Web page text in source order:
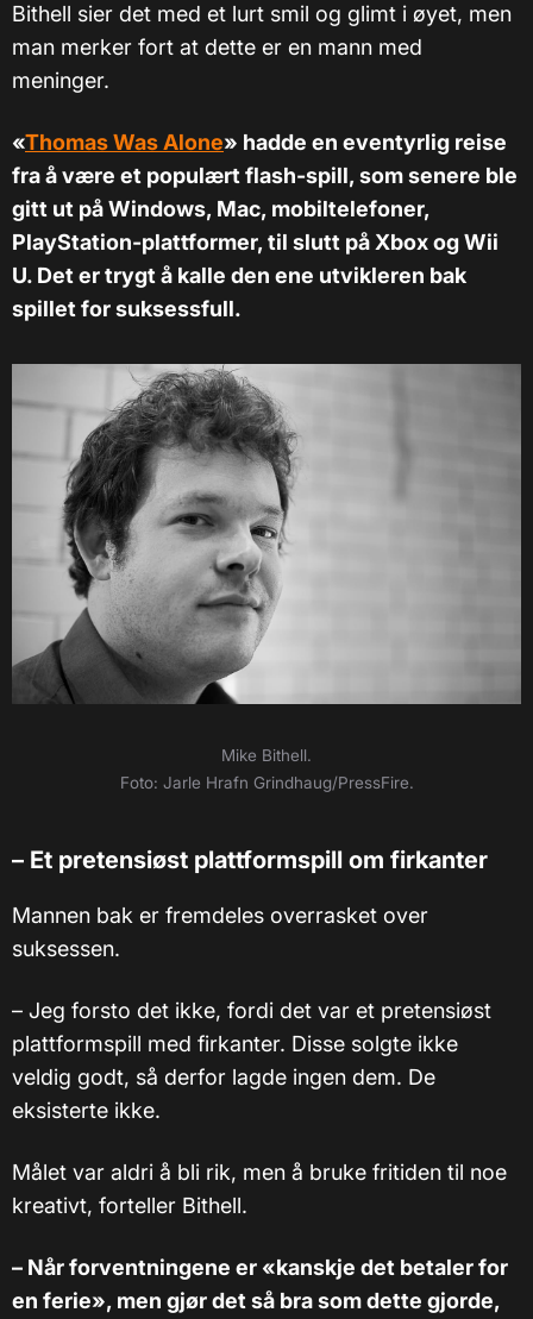
Bithell sier det med et lurt smil og glimt i øyet, men
man merker fort at dette er en mann med
meninger.
«Thomas Was Alone» hadde en eventyrlig reise
fra å være et populært flash-spill, som senere ble
gitt ut på Windows, Mac, mobiltelefoner,
PlayStation-plattformer, til slutt på Xbox og Wii
U. Det er trygt å kalle den ene utvikleren bak
spillet for suksessfull.
Mike Bithell.
Foto: Jarle Hrafn Grindhaug/PressFire.
– Et pretensiøst plattformspill om firkanter
Mannen bak er fremdeles overrasket over
suksessen.
– Jeg forsto det ikke, fordi det var et pretensiøst
plattformspill med firkanter. Disse solgte ikke
veldig godt, så derfor lagde ingen dem. De
eksisterte ikke.
Målet var aldri å bli rik, men å bruke fritiden til noe
kreativt, forteller Bithell.
– Når forventningene er «kanskje det betaler for
en ferie», men gjør det så bra som dette gjorde,